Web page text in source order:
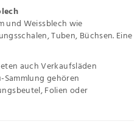
und Weissblech wie
Tuben, Büchsen. Eine
auch Verkaufsläden
Sammlung gehören
Folien oder